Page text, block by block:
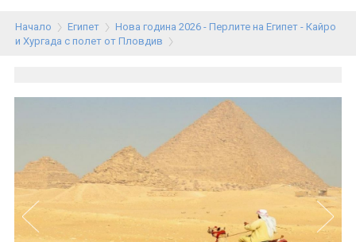
Тунис
0700 18 308
Начало Египет
Нова година 2026 - Перлите на Египет - Кайро
и Хургада с полет от Пловдив